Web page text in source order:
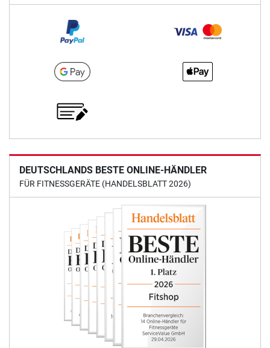
DEUTSCHLANDS BESTE ONLINE-HÄNDLER
FÜR FITNESSGERÄTE (HANDELSBLATT 2026)